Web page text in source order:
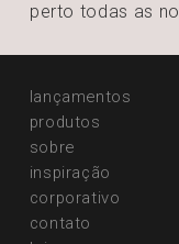
perto todas as
lançamentos
produtos
sobre
inspiração
corporativo
contato